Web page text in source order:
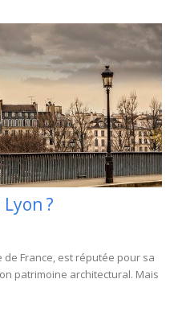
?
France, est réputée pour sa
patrimoine architectural. Mais